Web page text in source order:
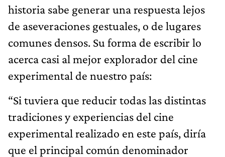
historia sabe generar una respuesta lejos
de aseveraciones gestuales, o de lugares
comunes densos. Su forma de escribir lo
acerca casi al mejor explorador del cine
experimental de nuestro país:
“Si tuviera que reducir todas las distintas
tradiciones y experiencias del cine
experimental realizado en este país, diría
que el principal común denominador